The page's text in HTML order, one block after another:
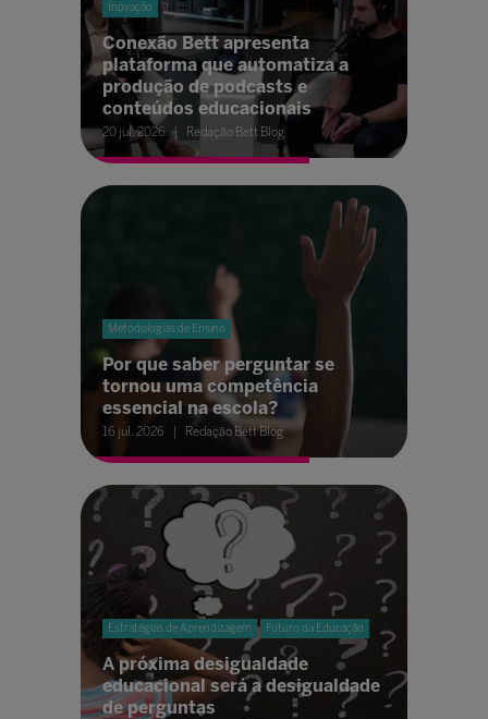
Inovação
Conexão Bett apresenta
plataforma que automatiza a
produção de podcasts e
conteúdos educacionais
20 jul. 2026 Redação Bett Blog
Metodologias de Ensino
Por que saber perguntar se
tornou uma competência
essencial na escola?
16 jul. 2026 Redação Bett Blog
Estratégias de Aprendizagem Futuro da Educação
A próxima desigualdade
educacional será a desigualdade
de perguntas